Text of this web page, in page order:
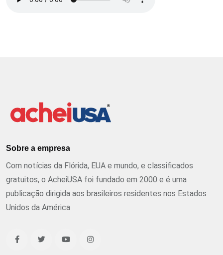
Sobre a empresa
Com notícias da Flórida, EUA e mundo, e classificados
gratuitos, o AcheiUSA foi fundado em 2000 e é uma
publicação dirigida aos brasileiros residentes nos Estados
Unidos da América